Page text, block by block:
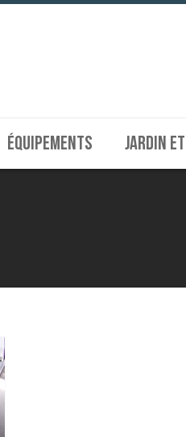
ÉQUIPEMENTS JARDIN